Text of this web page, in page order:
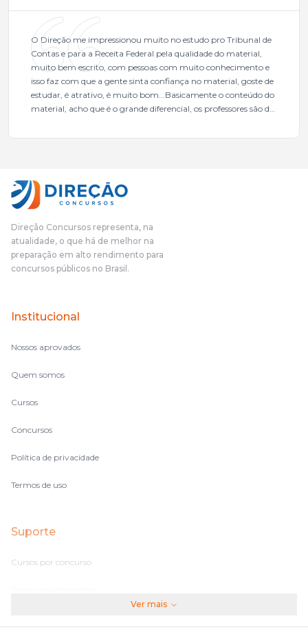
O Direção me impressionou muito no estudo pro Tribunal de
Contas e para a Receita Federal pela qualidade do material,
muito bem escrito, com pessoas com muito conhecimento e
isso faz com que a gente sinta confiança no material, goste de
estudar, é atrativo, é muito bom...Basicamente o conteúdo do
material, acho que é o grande diferencial, os professores são de
mais excelentes cargos da administração pública.Eu sempre
fundamental na minha derrota no ano passado para que eu
pudesse enxergar o que eu errei e corrigir minha rota.E além
das aulas vocês(Direção Concursos), que fizeram um
o aluno, além de ter que estudar, ele tem que perder tempo
fazendo um cronograma, num pós- edital é muito
complicado, é uma avalanche de informação, então vocês
terem feito isso é muito bacana, porque quando eu me sentia
no volume de matérias.
Direção Concursos representa, na
atualidade, o que há de melhor na
preparação em alto rendimento para
concursos públicos no Brasil.
Institucional
Nossos aprovados
Quem somos
Cursos
Concursos
Política de privacidade
Termos de uso
Suporte
Cursos por concurso
Ver mais